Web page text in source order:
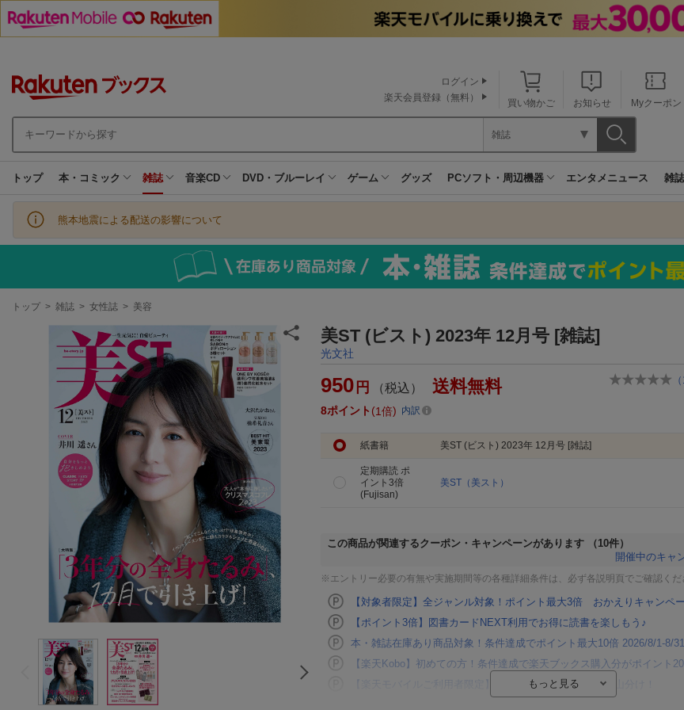
買い物かご お知らせ Myクーポン
ログイン
楽天会員登録（無料）
雑誌
トップ 本・コミック 雑誌 音楽CD DVD・ブルーレイ ゲーム グッズ PCソフト・周辺機器 エンタメニュース 雑
熊本地震による配送の影響について
現
トップ > 雑誌 > 女性誌 > 美容
美ST (ビスト) 2023年 12月号 [雑誌]
光文社
（
950 円 （税込） 送料無料
8ポイント 1倍 内訳
紙書籍 美ST (ビスト) 2023年 12月号 [雑誌]
定期購読 ポ
イント3倍
(Fujisan)
美ST（美スト）
この商品が関連するクーポン・キャンペーンがあります
（10件）
開催中のキャ
※エントリー必要の有無や実施期間等の各種詳細条件は、必ず各説明頁でご確認くだ
【対象者限定】全ジャンル対象！ポイント最大3倍 おかえりキャンペ
【ポイント3倍】図書カードNEXT利用でお得に読書を楽しもう♪
本・雑誌在庫あり商品対象！条件達成でポイント最大10倍 2026/8/1-8/31
【楽天Kobo】初めての方！条件達成で楽天ブックス購入分がポイント
【楽天モバイルご利用者限定】条件達成で100万ポイント山分け！